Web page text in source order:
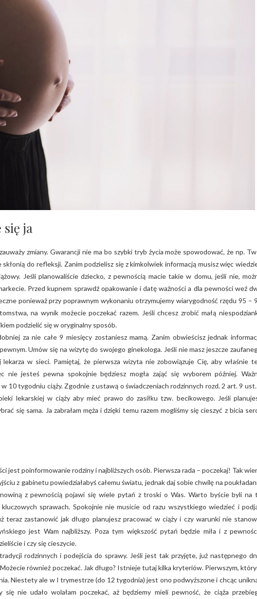
się ja
zmiany. Gwarancji nie ma bo szybki tryb życia może spowodować, że np.
do refleksji. Zanim podzielisz się z kimkolwiek informacją musisz więc
Jeśli planowaliście dziecko, z pewnością macie takie w domu, jeśli nie,
Przed kupnem sprawdź opakowanie i datę ważności a dla pewności weź
ponieważ przy poprawnym wykonaniu otrzymujemy wiarygodność rzędu 95 –
na wynik możecie poczekać razem. Jeśli chcesz zrobić małą
podzielić się w oryginalny sposób.
za nie całe 9 miesięcy zostaniesz mamą. Zanim obwieścisz jednak
Umów się na wizytę do swojego ginekologa. Jeśli nie masz jeszcze
w sieci. Pamiętaj, że pierwsza wizyta nie zobowiązuje Cię, aby właśnie
nie jesteś pewna spokojnie będziesz mogła zająć się wyborem później.
10 tygodniu ciąży. Zgodnie z ustawą o świadczeniach rodzinnych rozd. 2 art. 9
lekarskiej w ciąży aby mieć prawo do zasiłku tzw. becikowego. Jeśli
się sama. Ja zabrałam męża i dzięki temu razem mogliśmy się cieszyć z bicia
jest poinformowanie rodziny i najbliższych osób. Pierwsza rada – poczekaj! Tak
z gabinetu powiedziałabyś całemu światu, jednak daj sobie chwilę na
z pewnością pojawi się wiele pytań z troski o Was. Warto byście byli na
sprawach. Spokojnie nie musicie od razu wszystkiego wiedzieć i
teraz zastanowić jak długo planujesz pracować w ciąży i czy warunki nie
jest Wam najbliższy. Poza tym większość pytań będzie miła i z
i czy się cieszycie.
rodzinnych i podejścia do sprawy. Jeśli jest tak przyjęte, już następnego
również poczekać. Jak długo? Istnieje tutaj kilka kryteriów. Pierwszym,
Niestety ale w I trymestrze (do 12 tygodnia) jest ono podwyższone i chcąc
się nie udało wolałam poczekać, aż będziemy mieli pewność, że ciąża